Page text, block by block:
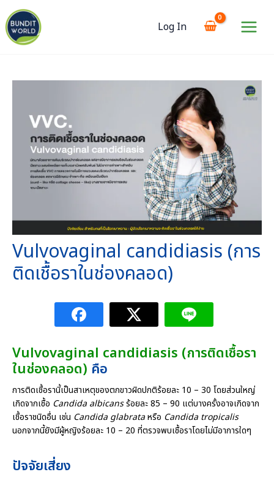
to
content
Log In
Main
Vulvovaginal candidiasis (การ
ติดเชื้อราในช่องคลอด)
Vulvovaginal candidiasis (การติดเชื้อรา
ในช่องคลอด) คือ
การติดเชื้อรานี้เป็นสาเหตุของตกขาวผิดปกติร้อยละ 10 – 30 โดยส่วนใหญ่
เกิดจากเชื้อ Candida albicansร้อยละ 85 – 90 แต่บางครั้งอาจเกิดจาก
เชื้อราชนิดอื่น เช่น Candida glabrataหรือ Candida tropicalis
นอกจากนี้ยังมีผู้หญิงร้อยละ 10 – 20 ที่ตรวจพบเชื้อราโดยไม่มีอาการใดๆ
ปัจจัยเสี่ยง